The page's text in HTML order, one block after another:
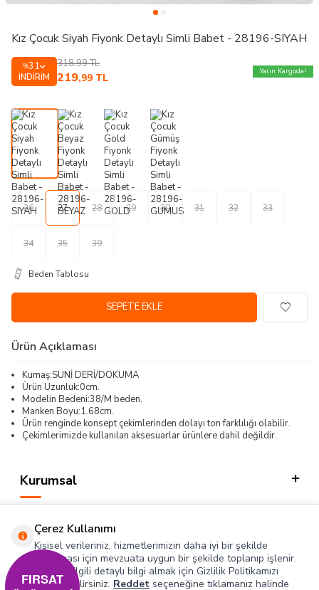
Kız Çocuk Siyah Fiyonk Detaylı Simli Babet - 28196-SIYAH
%31
İNDIRIM
318,99TL
219,99 TL
Yarın Kargoda!
26 27 28 29 30 31 32 33
34 35 39
Beden Tablosu
SEPETE EKLE
Ürün Açıklaması
Kumaş:SUNİ DERİ/DOKUMA
Ürün Uzunluk:0cm.
Modelin Bedeni:38/M beden.
Manken Boyu:1.68cm.
Ürün renginde konsept çekimlerinden dolayı ton farklılığı olabilir.
Çekimlerimizde kullanılan aksesuarlar ürünlere dahil değildir.
Kurumsal
Hızlı Erişim
Sosyal
Çerez Kullanımı
Kişisel verileriniz, hizmetlerimizin daha iyi bir şekilde
sunulması için mevzuata uygun bir şekilde toplanıp işlenir.
Konuyla ilgili detaylı bilgi almak için Gizlilik Politikamızı
inceleyebilirsiniz. Reddet seçeneğine tıklamanız halinde
FIRSAT